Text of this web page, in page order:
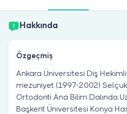
Hakkında
Özgeçmiş
Ankara Üniversitesi Diş
mezuniyet (1997-2002)
Ortodonti Ana Bilim Dalında
Başkent Üniversitesi Konya